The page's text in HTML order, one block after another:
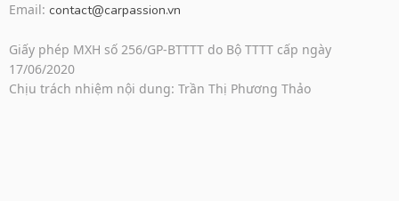
Email: contact@carpassion.vn
Giấy phép MXH số 256/GP-BTTTT do Bộ TTTT cấp ngày
17/06/2020
Chịu trách nhiệm nội dung: Trần Thị Phương Thảo